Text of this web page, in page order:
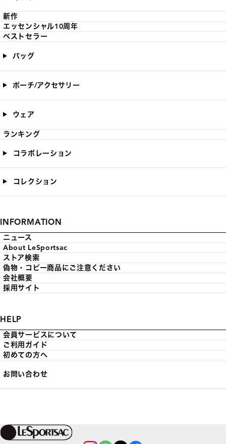
新作
エッセンシャル10周年
ベストセラー
バッグ
ポーチ/アクセサリー
ウェア
ランキング
コラボレーション
コレクション
INFORMATION
ニュース
About LeSportsac
ストア検索
偽物・コピー商品にご注意ください
会社概要
採用サイト
HELP
会員サービスについて
ご利用ガイド
初めての方へ
お問い合わせ